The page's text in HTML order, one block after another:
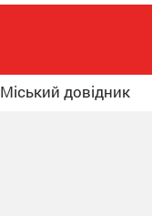
Міський довідник